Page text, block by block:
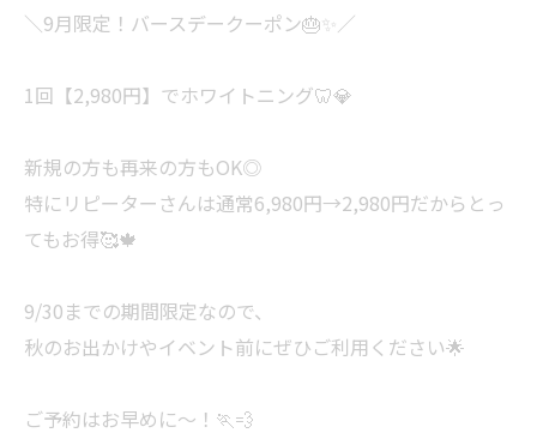
＼9月限定！バースデークーポン🎂✨／
1回【2,980円】でホワイトニング🦷💎
新規の方も再来の方もOK◎
特にリピーターさんは通常6,980円→2,980円だからとっ
てもお得🥰🍁
9/30までの期間限定なので、
秋のお出かけやイベント前にぜひご利用ください🌟
ご予約はお早めに～！🏃💨